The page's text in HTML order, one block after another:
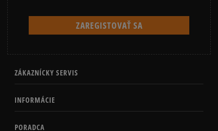
ZÁKAZNÍCKY SERVIS
INFORMÁCIE
PORADCA